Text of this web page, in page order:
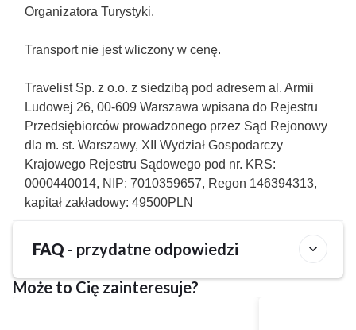
Organizatora Turystyki.
Transport nie jest wliczony w cenę.
Travelist Sp. z o.o. z siedzibą pod adresem al. Armii
Ludowej 26, 00-609 Warszawa wpisana do Rejestru
Przedsiębiorców prowadzonego przez Sąd Rejonowy
dla m. st. Warszawy, XII Wydział Gospodarczy
Krajowego Rejestru Sądowego pod nr. KRS:
0000440014, NIP: 7010359657, Regon 146394313,
kapitał zakładowy: 49500PLN
FAQ - przydatne odpowiedzi
Czy w obiekcie Domki Kropla Bałtyku można
Może to Cię zainteresuje?